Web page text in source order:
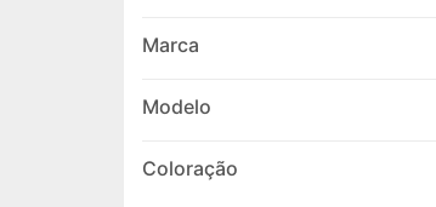
Marca
Modelo
Coloração